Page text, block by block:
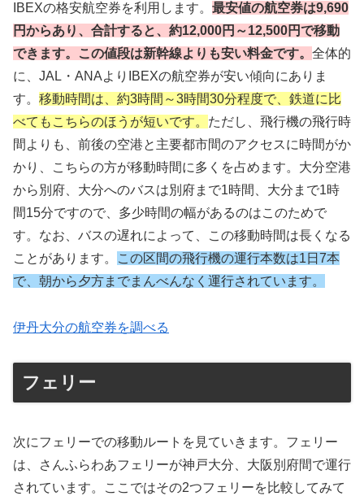
IBEXの格安航空券を利用します。 最安値の航空券は9,690
円からあり、合計すると、約12,000円～12,500円で移動
できます。この値段は新幹線よりも安い料金です。 全体的
に、JAL・ANAよりIBEXの航空券が安い傾向にありま
す。 移動時間は、約3時間～3時間30分程度で、鉄道に比
べてもこちらのほうが短いです。 ただし、飛行機の飛行時
間よりも、前後の空港と主要都市間のアクセスに時間がか
かり、こちらの方が移動時間に多くを占めます。大分空港
から別府、大分へのバスは別府まで1時間、大分まで1時
間15分ですので、多少時間の幅があるのはこのためで
す。なお、バスの遅れによって、この移動時間は長くなる
ことがあります。
この区間の飛行機の運行本数は1日7本
で、朝から夕方までまんべんなく運行されています。
伊丹大分の航空券を調べる
フェリー
次にフェリーでの移動ルートを見ていきます。フェリー
は、さんふらわあフェリーが神戸大分、大阪別府間で運行
されています。ここではその2つフェリーを比較してみて